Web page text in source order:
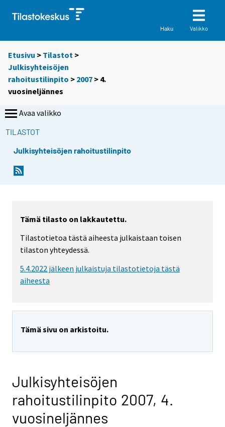
Haku Valikko
Etusivu > Tilastot >
Julkisyhteisöjen
rahoitustilinpito > 2007 > 4.
vuosineljännes
Avaa valikko
TILASTOT
Julkisyhteisöjen rahoitustilinpito
Tämä tilasto on lakkautettu.
Tilastotietoa tästä aiheesta julkaistaan toisen
tilaston yhteydessä.
5.4.2022 jälkeen julkaistuja tilastotietoja tästä
aiheesta
Tämä sivu on arkistoitu.
Julkisyhteisöjen
rahoitustilinpito 2007, 4.
vuosineljännes